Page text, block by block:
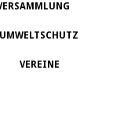
UMWELTSCHUTZ
VEREINE